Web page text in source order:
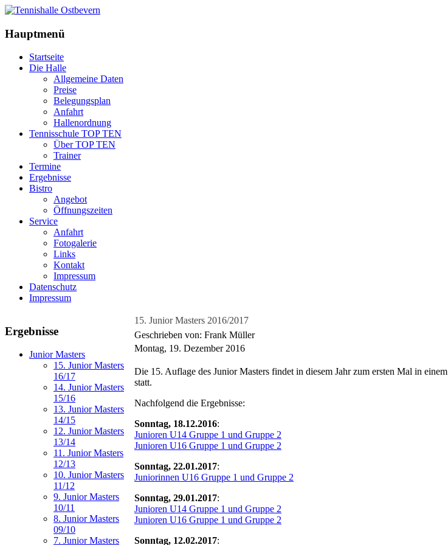
Hauptmenü
Startseite
Die Halle
Allgemeine Daten
Preise
Belegungsplan
Anfahrt
Hallenordnung
Tennisschule TOP TEN
Über TOP TEN
Trainer
Termine
Ergebnisse
Bistro
Angebot
Öffnungszeiten
Service
Anfahrt
Fotogalerie
Links
Kontakt
Impressum
Datenschutz
Impressum
Ergebnisse
Junior Masters
15. Junior Masters
16/17
14. Junior Masters
15/16
13. Junior Masters
14/15
12. Junior Masters
13/14
11. Junior Masters
12/13
10. Junior Masters
11/12
9. Junior Masters
10/11
8. Junior Masters
09/10
7. Junior Masters
15. Junior Masters 2016/2017
Geschrieben von: Frank Müller
Montag, 19. Dezember 2016
Die 15. Auflage des Junior Masters findet in diesem Jahr zum ersten Mal in einem
statt.
Nachfolgend die Ergebnisse:
Sonntag, 18.12.2016:
Junioren U14 Gruppe 1 und Gruppe 2
Junioren U16 Gruppe 1 und Gruppe 2
Sonntag, 22.01.2017:
Juniorinnen U16 Gruppe 1 und Gruppe 2
Sonntag, 29.01.2017:
Junioren U14 Gruppe 1 und Gruppe 2
Junioren U16 Gruppe 1 und Gruppe 2
Sonntag, 12.02.2017: